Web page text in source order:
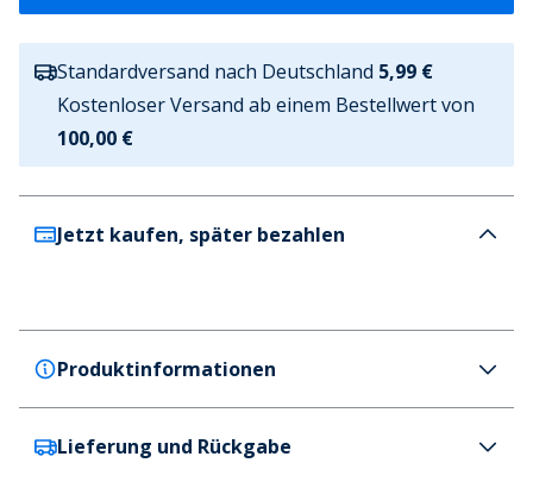
Standardversand nach Deutschland 5,99 €
Kostenloser Versand ab einem Bestellwert von
100,00 €
Jetzt kaufen, später bezahlen
Produktinformationen
adidas Originals
Lieferung und Rückgabe